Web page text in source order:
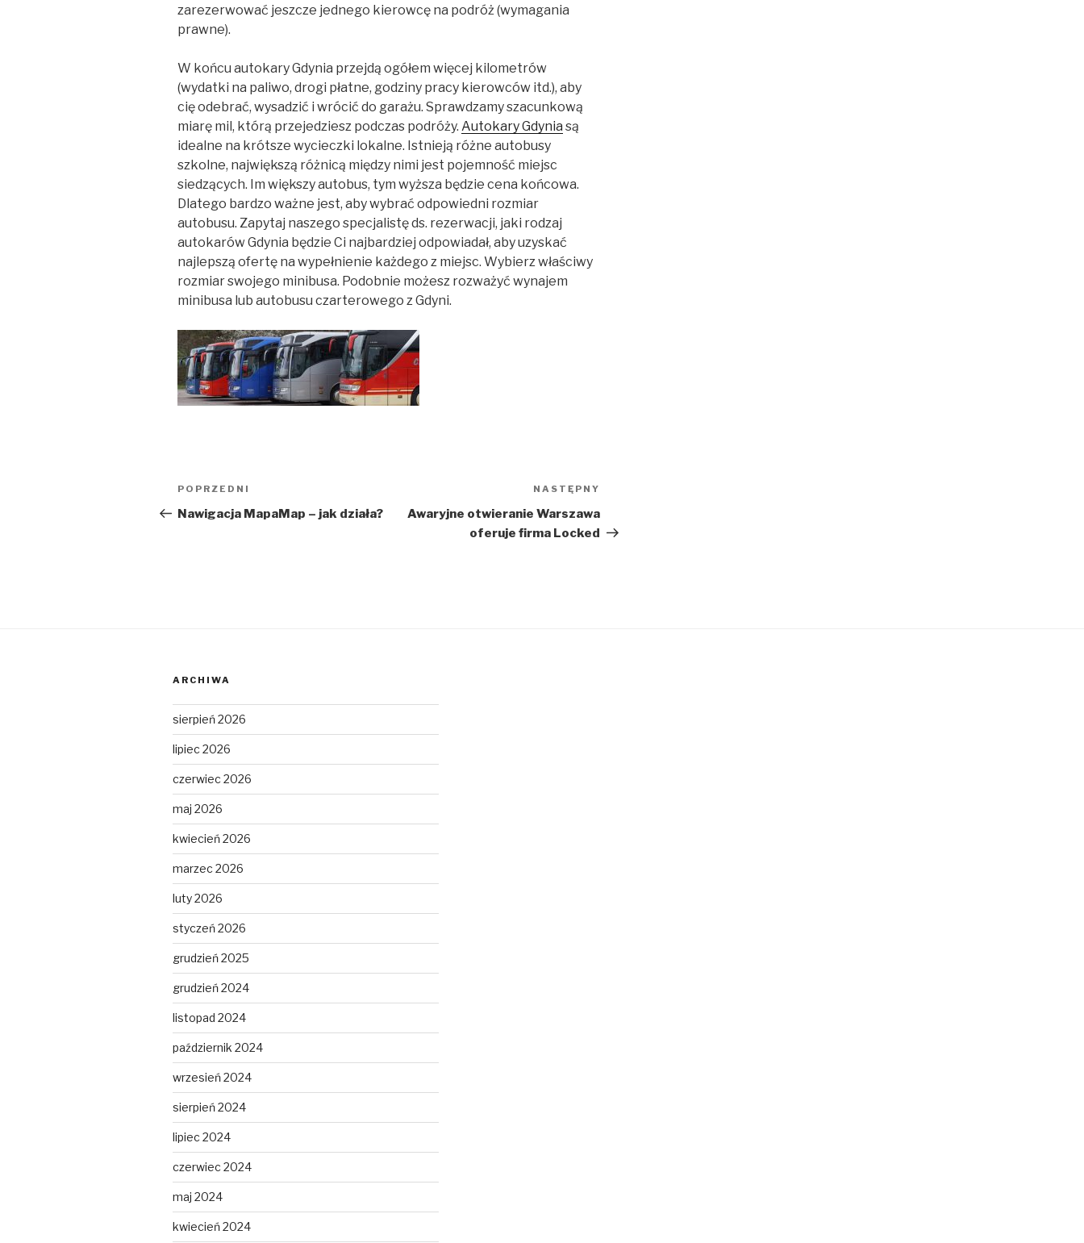
zarezerwować jeszcze jednego kierowcę na podróż (wymagania
prawne).
W końcu autokary Gdynia przejdą ogółem więcej kilometrów
(wydatki na paliwo, drogi płatne, godziny pracy kierowców itd.), aby
cię odebrać, wysadzić i wrócić do garażu. Sprawdzamy szacunkową
miarę mil, którą przejedziesz podczas podróży. Autokary Gdynia są
idealne na krótsze wycieczki lokalne. Istnieją różne autobusy
szkolne, największą różnicą między nimi jest pojemność miejsc
siedzących. Im większy autobus, tym wyższa będzie cena końcowa.
Dlatego bardzo ważne jest, aby wybrać odpowiedni rozmiar
autobusu. Zapytaj naszego specjalistę ds. rezerwacji, jaki rodzaj
autokarów Gdynia będzie Ci najbardziej odpowiadał, aby uzyskać
najlepszą ofertę na wypełnienie każdego z miejsc. Wybierz właściwy
rozmiar swojego minibusa. Podobnie możesz rozważyć wynajem
minibusa lub autobusu czarterowego z Gdyni.
Nawigacja
wpisu
Poprzedni
wpis
POPRZEDNI
Nawigacja MapaMap – jak działa?
wpis
NASTĘPNY
Awaryjne otwieranie Warszawa
oferuje firma Locked
ARCHIWA
sierpień 2026
lipiec 2026
czerwiec 2026
maj 2026
kwiecień 2026
marzec 2026
luty 2026
styczeń 2026
grudzień 2025
grudzień 2024
listopad 2024
październik 2024
wrzesień 2024
sierpień 2024
lipiec 2024
czerwiec 2024
maj 2024
kwiecień 2024